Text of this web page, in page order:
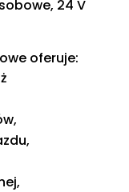
24 V
oferuje: